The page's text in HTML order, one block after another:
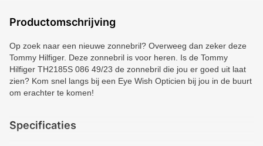
Productomschrijving
Op zoek naar een nieuwe zonnebril? Overweeg dan zeker deze
Tommy Hilfiger. Deze zonnebril is voor heren. Is de Tommy
Hilfiger TH2185S 086 49/23 de zonnebril die jou er goed uit laat
zien? Kom snel langs bij een Eye Wish Opticien bij jou in de buurt
om erachter te komen!
Specificaties